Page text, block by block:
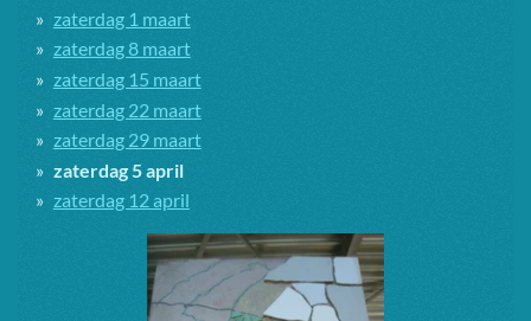
zaterdag 1 maart
zaterdag 8 maart
zaterdag 15 maart
zaterdag 22 maart
zaterdag 29 maart
zaterdag 5 april
zaterdag 12 april